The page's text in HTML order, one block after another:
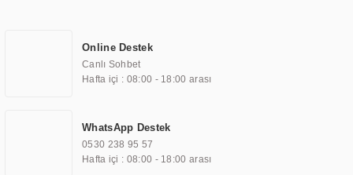
TOCHI markası altında kendi ürettiği ürünlerde kullanmıştır. Günümüzde
TOCHI; videowall, digital signage, kiosk, totem, akıllı durak ekranı, araç içi
ekran, asansör ekranı, digital menüboard, marin ekran, medikal ekran,
ekranları, endüstriyel ekranlar, kapı önü bilgi ekranları, panel PC,
endüstriyel Panel PC, mini PC, endüstriyel mini PC ve akıllı bina sistemleri
gibi çözümleri 4.5" ile 110” boyutları arasında üretebilirken, ayrıca standart
Online Destek
Canlı Sohbet
Hafta içi : 08:00 - 18:00 arası
WhatsApp Destek
0530 238 95 57
Hafta içi : 08:00 - 18:00 arası